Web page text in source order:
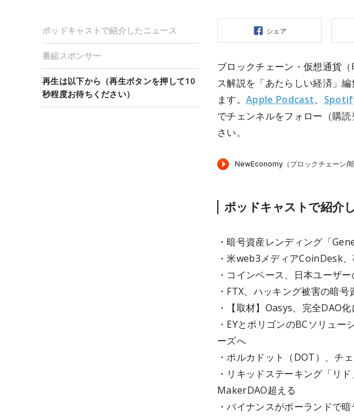
シェア
ブロックチェーン・仮想通貨
ス解説を「あたらしい経済」
ます。 Apple Podcast、
でチェンネルをフォロー（購
さい。
ポッドキャストで紹介
・暗号資産レンディング「
・米web3メディアCoinDesk
・コインベース、日本ユーザ
・FTX、ハッキング被害の暗
・【取材】Oasys、完全DAO
・EYとポリゴンのBCソリュ
ーズへ
・ポルカドット（DOT）、チ
・リキッドステーキング「リ
MakerDAO超える
・バイナンスがポーランドで
ポッドキャストで紹介したニュース
番組スポンサー
再生は以下から（再生ボタンを押して10
秒程度お待ちください）